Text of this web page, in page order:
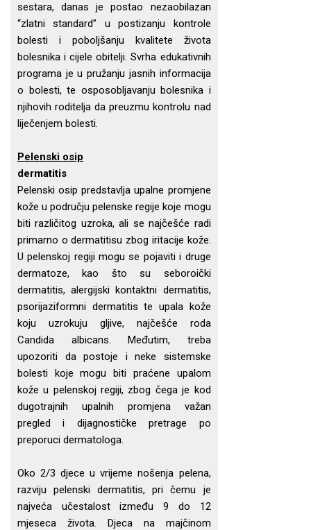
sestara, danas je postao nezaobilazan
“zlatni standard” u postizanju kontrole
bolesti i poboljšanju kvalitete života
bolesnika i cijele obitelji. Svrha edukativnih
programa je u pružanju jasnih informacija
o bolesti, te osposobljavanju bolesnika i
njihovih roditelja da preuzmu kontrolu nad
liječenjem bolesti.
Pelenski osip
dermatitis
Pelenski osip predstavlja upalne promjene
kože u području pelenske regije koje mogu
biti različitog uzroka, ali se najčešće radi
primarno o dermatitisu zbog iritacije kože.
U pelenskoj regiji mogu se pojaviti i druge
dermatoze, kao što su seboroički
dermatitis, alergijski kontaktni dermatitis,
psorijaziformni dermatitis te upala kože
koju uzrokuju gljive, najčešće roda
Candida albicans. Međutim, treba
upozoriti da postoje i neke sistemske
bolesti koje mogu biti praćene upalom
kože u pelenskoj regiji, zbog čega je kod
dugotrajnih upalnih promjena važan
pregled i dijagnostičke pretrage po
preporuci dermatologa.
Oko 2/3 djece u vrijeme nošenja pelena,
razviju pelenski dermatitis, pri čemu je
najveća učestalost između 9 do 12
mjeseca života. Djeca na majčinom